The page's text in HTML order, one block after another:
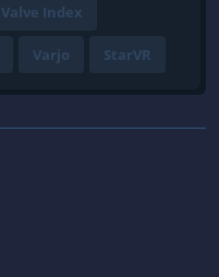
Valve Index
Varjo StarVR